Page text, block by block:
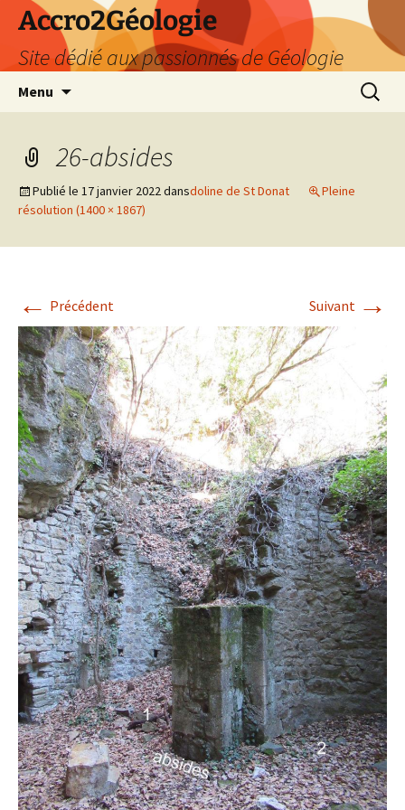
Accro2Géologie
Site dédié aux passionnés de Géologie
Menu
26-absides
Publié le 17 janvier 2022dansdoline de St Donat
Pleine
résolution (1400 × 1867)
← Précédent Suivant →